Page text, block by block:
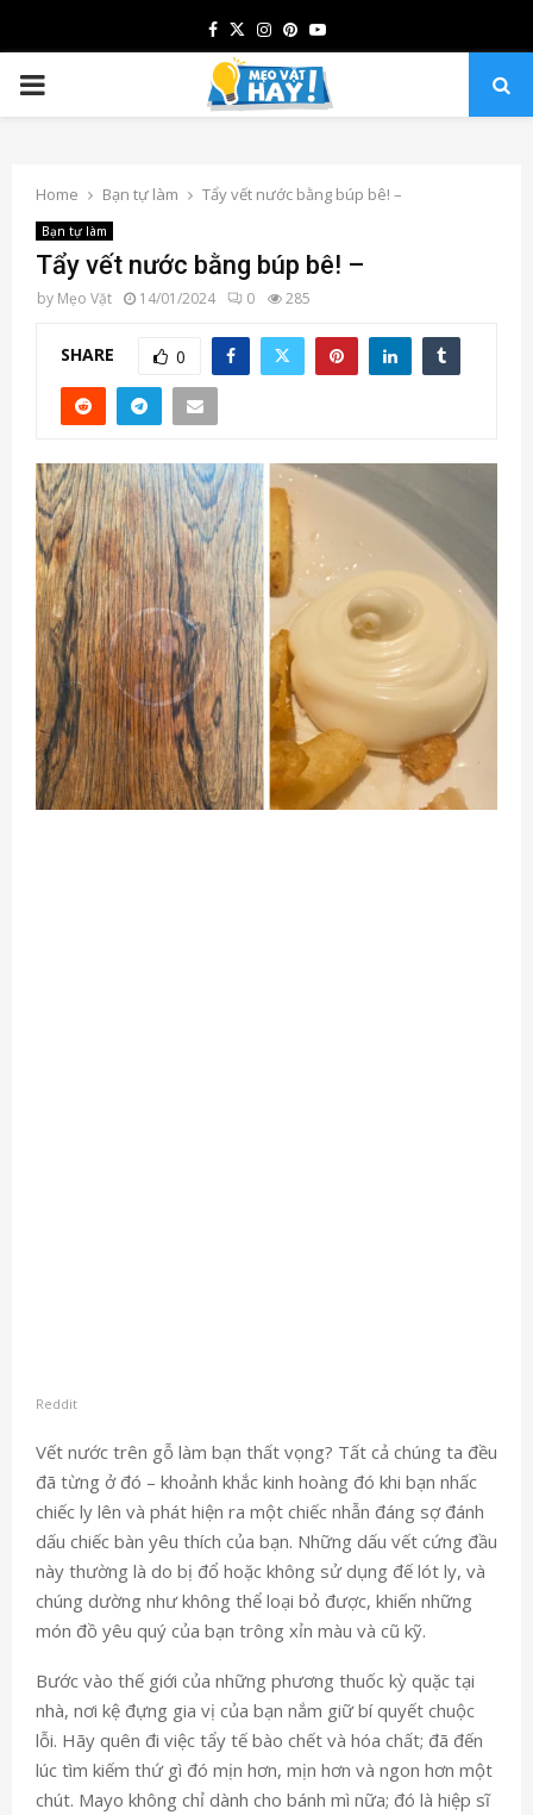
Facebook
TwitterInstagram
Pinterest
Youtube
PRIMARY
Home Bạn tự làm Tẩy vết nước bằng búp bê! –
Bạn tự làm
Tẩy vết nước bằng búp bê! –
by Mẹo Vặt 14/01/2024 0 285
SHARE 0
Reddit
Vết nước trên gỗ làm bạn thất vọng? Tất cả chúng ta đều
đã từng ở đó – khoảnh khắc kinh hoàng đó khi bạn nhấc
chiếc ly lên và phát hiện ra một chiếc nhẫn đáng sợ đánh
dấu chiếc bàn yêu thích của bạn. Những dấu vết cứng đầu
này thường là do bị đổ hoặc không sử dụng đế lót ly, và
chúng dường như không thể loại bỏ được, khiến những
món đồ yêu quý của bạn trông xỉn màu và cũ kỹ.
Bước vào thế giới của những phương thuốc kỳ quặc tại
nhà, nơi kệ đựng gia vị của bạn nắm giữ bí quyết chuộc
lỗi. Hãy quên đi việc tẩy tế bào chết và hóa chất; đã đến
lúc tìm kiếm thứ gì đó mịn hơn, mịn hơn và ngon hơn một
chút. Mayo không chỉ dành cho bánh mì nữa; đó là hiệp sĩ